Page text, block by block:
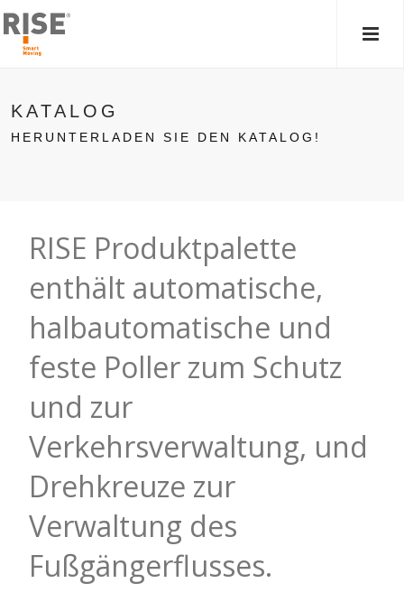
KATALOG
HERUNTERLADEN SIE DEN KATALOG!
RISE Produktpalette
enthält automatische,
halbautomatische und
feste Poller zum Schutz
und zur
Verkehrsverwaltung, und
Drehkreuze zur
Verwaltung des
Fußgängerflusses.